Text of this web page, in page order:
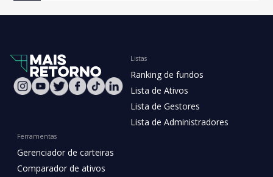
Listas
Ranking de fundos
Lista de Ativos
Lista de Gestores
Lista de Administradores
Ferramentas
Gerenciador de carteiras
Comparador de ativos